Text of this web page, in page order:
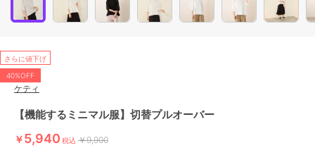
さらに値下げ
40%OFF
ケティ
【機能するミニマル服】切替プルオーバー
￥5,940 税込 ￥9,900